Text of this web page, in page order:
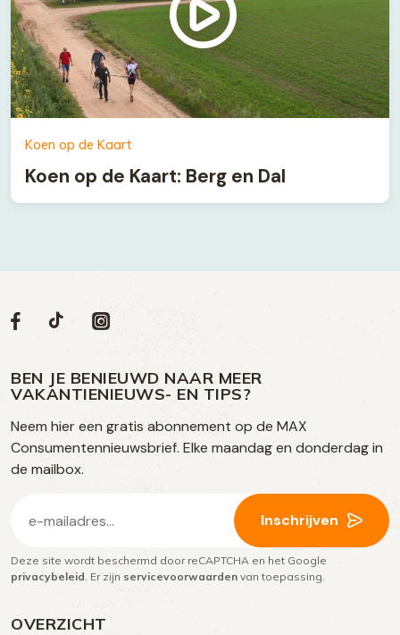
Koen op de Kaart
Koen op de Kaart: Berg en Dal
OVERZICHT
Volg
op
social
media
Social
Volg
op
Facebook
Volg
op
TikTok
Volg
op
Instagram
BEN JE BENIEUWD NAAR MEER
VAKANTIENIEUWS- EN TIPS?
Neem hier een gratis abonnement op de MAX
Consumentennieuwsbrief. Elke maandag en donderdag in
de mailbox.
mailadres
(Vereist)
Inschrijven
Deze site wordt beschermd door reCAPTCHA en het Google
privacybeleid . Er zijn servicevoorwaarden van toepassing.